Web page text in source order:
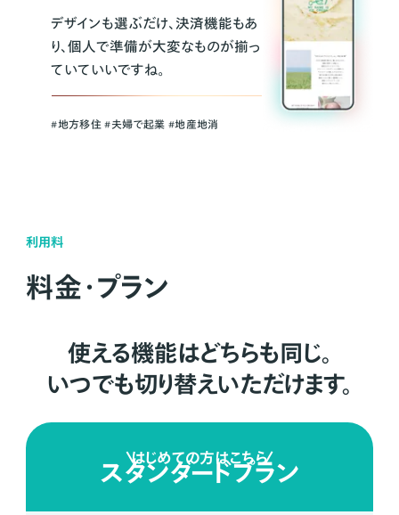
デザインも選ぶだけ、決済機能もあ
り、個人で準備が大変なものが揃っ
ていていいですね。
#地方移住 #夫婦で起業 #地産地消
利用料
料金・プラン
使える機能はどちらも同じ。
いつでも切り替えいただけます。
はじめての方はこちら
スタンダードプラン